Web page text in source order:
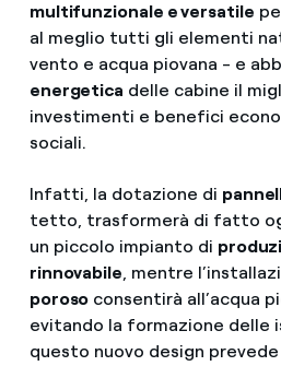
multifunzionale e versatile
al meglio tutti gli elementi
vento e acqua piovana - e
energetica delle cabine il
investimenti e benefici
sociali.
Infatti, la dotazione di
tetto, trasformerà di fatto
un piccolo impianto di
rinnovabile, mentre
poroso consentirà all’acqua
evitando la formazione delle
questo nuovo design prevede